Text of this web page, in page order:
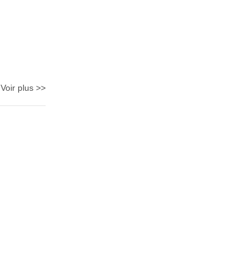
Voir plus >>